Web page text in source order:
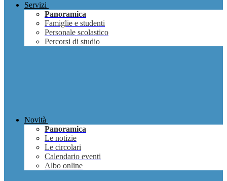
Servizi
Panoramica
Famiglie e studenti
Personale scolastico
Percorsi di studio
Novità
Panoramica
Le notizie
Le circolari
Calendario eventi
Albo online